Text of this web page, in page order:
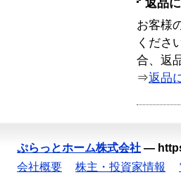
返品
お客様
くださ
合、返
⇒返品
ぷらっとホーム株式会社 —
会社概要
株主・投資家情報